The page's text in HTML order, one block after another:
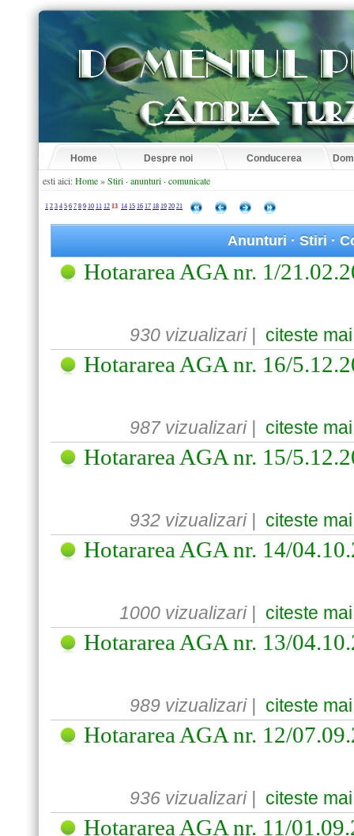
Home Despre noi Conducerea
esti aici:Home»Stiri · anunturi · comunicate
1 2 3 4 5 6 7 8 9 10 11 12 13 14 15 16 17 18 19 20 21
Anunturi · Stiri ·
Hotararea AGA nr. 1/
930 vizualizari | citeste
Hotararea AGA nr. 16/
987 vizualizari | citeste
Hotararea AGA nr. 15/
932 vizualizari | citeste
Hotararea AGA nr. 14/
1000 vizualizari | citeste
Hotararea AGA nr. 13/
989 vizualizari | citeste
Hotararea AGA nr. 12/
936 vizualizari | citeste
Hotararea AGA nr. 11/